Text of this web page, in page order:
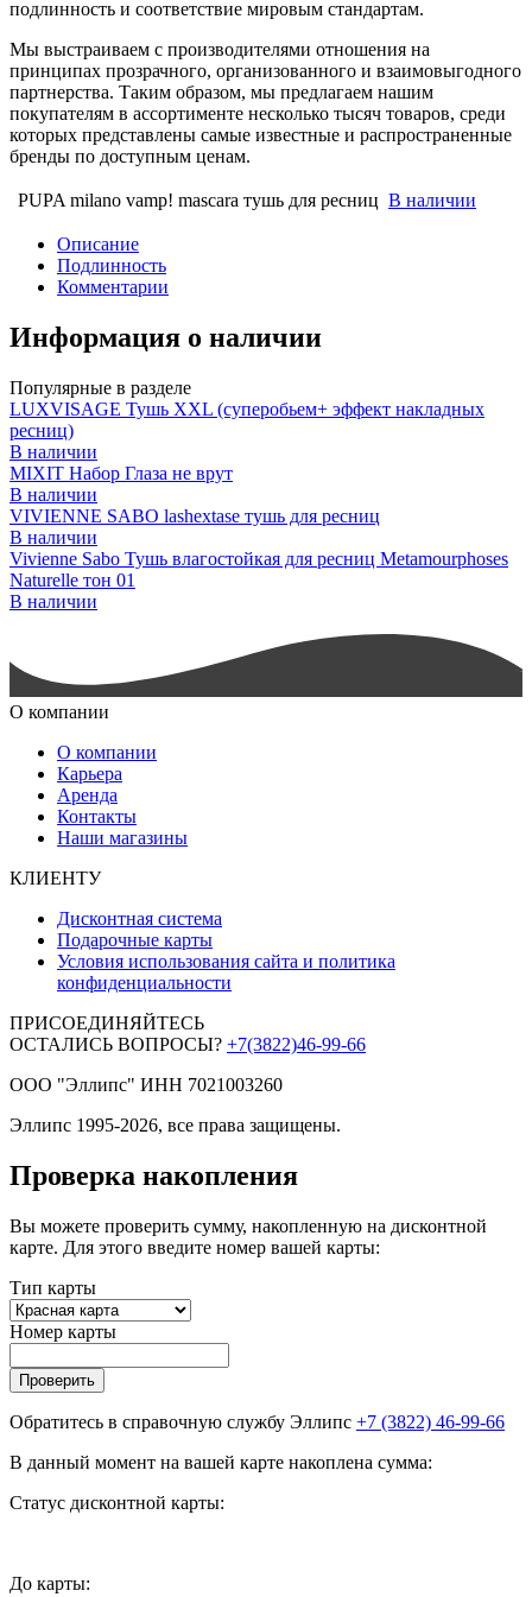
подлинность и соответствие мировым стандартам.
Мы выстраиваем с производителями отношения на
принципах прозрачного, организованного и взаимовыгодного
партнерства. Таким образом, мы предлагаем нашим
покупателям в ассортименте несколько тысяч товаров, среди
которых представлены самые известные и распространенные
бренды по доступным ценам.
PUPA milano vamp! mascara тушь для ресниц В наличии
Описание
Подлинность
Комментарии
Информация о наличии
Популярные в разделе
LUXVISAGE Тушь XXL (суперобьем+ эффект накладных
ресниц)
В наличии
MIXIT Набор Глаза не врут
В наличии
VIVIENNE SABO lashextase тушь для ресниц
В наличии
Vivienne Sabo Тушь влагостойкая для ресниц Metamourphoses
Naturelle тон 01
В наличии
О компании
О компании
Карьера
Аренда
Контакты
Наши магазины
КЛИЕНТУ
Дисконтная система
Подарочные карты
Условия использования сайта и политика
конфиденциальности
ПРИСОЕДИНЯЙТЕСЬ
ОСТАЛИСЬ ВОПРОСЫ? +7(3822)46-99-66
ООО "Эллипс" ИНН 7021003260
Эллипс 1995-2026, все права защищены.
Проверка накопления
Вы можете проверить сумму, накопленную на дисконтной
карте. Для этого введите номер вашей карты:
Тип карты
Номер карты
Проверить
Обратитесь в справочную службу Эллипс +7 (3822) 46-99-66
В данный момент на вашей карте накоплена сумма:
Статус дисконтной карты:
До карты: